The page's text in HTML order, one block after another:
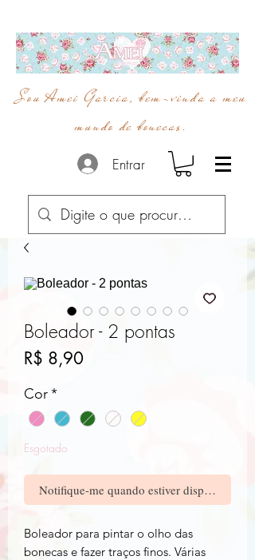
Sou Amei Garcia, bem-vinda a meu
mundo de bonecas.
Entrar
Boleador - 2 pontas
R$ 8,90Preço
Cor*
Esgotado
Notifique-me quando estiver disponível
Boleador para pintar o olho das
bonecas e fazer traços finos. Várias